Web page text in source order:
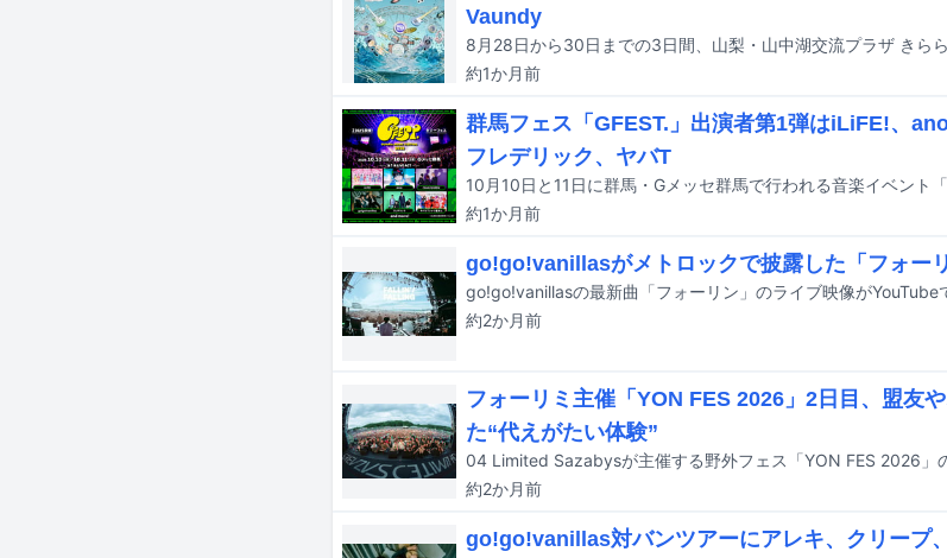
Vaundy
約1か月前
群馬フェス「GFEST.」出演者第1弾はiLiFE!、
フレデリック、ヤバT
約1か月前
go!go!vanillasがメトロックで披露した「フォー
go!go!vanillasの最新曲「フォーリン」のライブ映像がYouTube
約2か月前
フォーリミ主催「YON FES 2026」2日目、盟友
た“代えがたい体験”
約2か月前
go!go!vanillas対バンツアーにアレキ、クリープ